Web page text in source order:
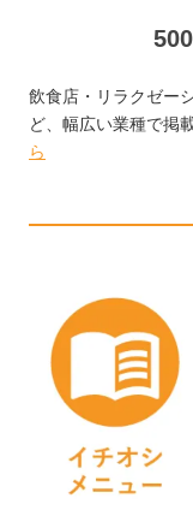
飲食店・リラクゼー
ど、幅広い業種で掲
ら